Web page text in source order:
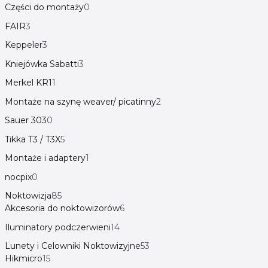
Części do montaży0
FAIR3
Keppeler3
Kniejówka Sabatti3
Merkel KR11
Montaże na szynę weaver/ picatinny2
Sauer 3030
Tikka T3 / T3X5
Montaże i adaptery1
nocpix0
Noktowizja85
Akcesoria do noktowizorów6
Iluminatory podczerwieni14
Lunety i Celowniki Noktowizyjne53
Hikmicro15